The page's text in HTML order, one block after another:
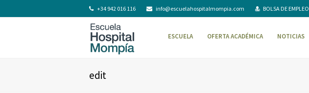
+34 942 016 116 info@escuelahospitalmompia.com BOLSA DE EMPLEO
ESCUELA OFERTA ACADÉMICA NOTICIAS
edit